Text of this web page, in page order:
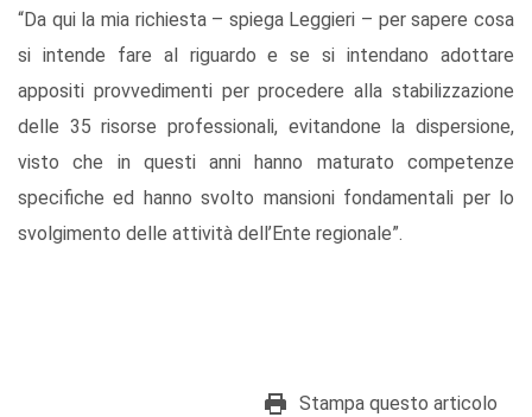
“Da qui la mia richiesta – spiega Leggieri – per sapere cosa
si intende fare al riguardo e se si intendano adottare
appositi provvedimenti per procedere alla stabilizzazione
delle 35 risorse professionali, evitandone la dispersione,
visto che in questi anni hanno maturato competenze
specifiche ed hanno svolto mansioni fondamentali per lo
svolgimento delle attività dell’Ente regionale”.
Stampa questo articolo